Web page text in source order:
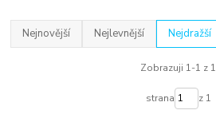
Nejnovější Nejlevnější Nejdražší
Zobrazuji 1-1 z 1
strana z 1